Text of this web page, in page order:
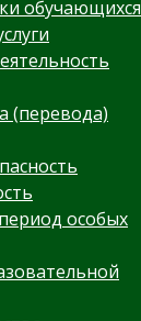
обучающихся
(перевода)
особых